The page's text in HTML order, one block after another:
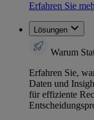
Erfahren Sie
Lösungen
Warum
Erfahren Sie,
Daten und
für effiziente